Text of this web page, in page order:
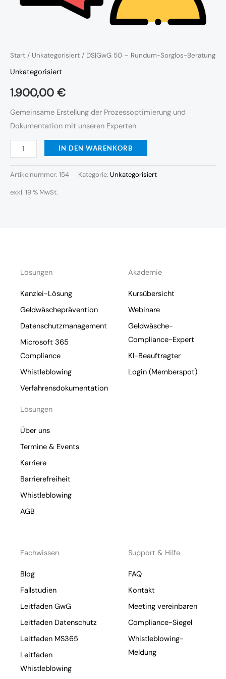
Start / Unkategorisiert / DS|GwG 50 – Rundum-Sorglos-Beratung
Unkategorisiert
1.900,00 €
Gemeinsame Erstellung der Prozessoptimierung und
Dokumentation mit unseren Experten.
IN DEN WARENKORB
Artikelnummer: 154 Kategorie: Unkategorisiert
exkl. 19 % MwSt.
Lösungen
Kanzlei-Lösung
Geldwäscheprävention
Datenschutzmanagement
Microsoft 365
Compliance
Whistleblowing
Verfahrensdokumentation
Lösungen
Über uns
Termine & Events
Karriere
Barrierefreiheit
Whistleblowing
AGB
Akademie
Kursübersicht
Webinare
Geldwäsche-
Compliance-Expert
KI-Beauftragter
Login (Memberspot)
Fachwissen
Blog
Fallstudien
Leitfaden GwG
Leitfaden Datenschutz
Leitfaden MS365
Leitfaden
Whistleblowing
Support & Hilfe
FAQ
Kontakt
Meeting vereinbaren
Compliance-Siegel
Whistleblowing-
Meldung